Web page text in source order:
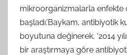
mikroorganizmalarla enfekte
başladı.'Baykam, antibiyotik
boyutuna değinerek, '2014
bir araştırmaya göre